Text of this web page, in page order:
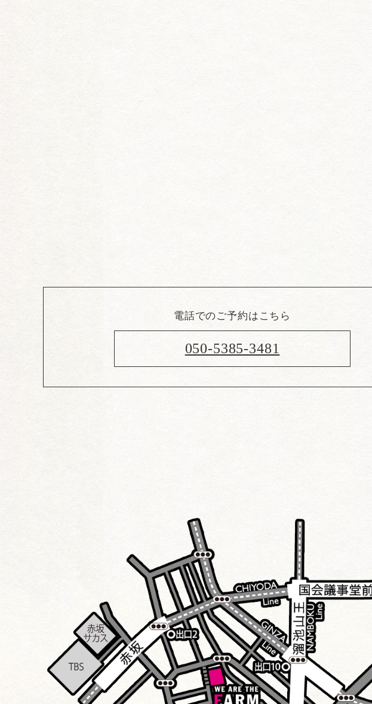
電話でのご予約はこちら
050-5385-3481